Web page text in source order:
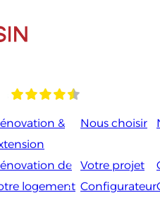
&
de
logement
Nous choisir
Votre projet
Configurateur